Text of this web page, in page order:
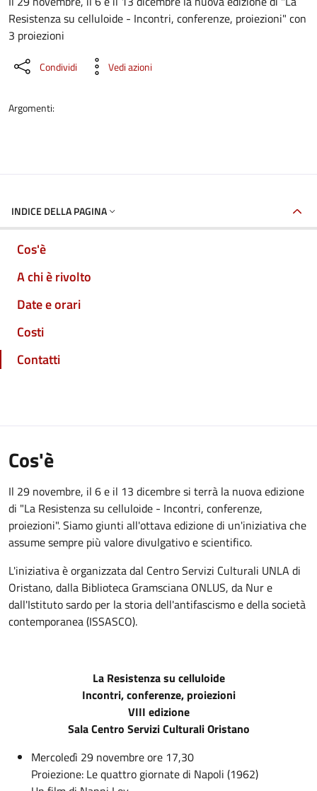
Resistenza su celluloide - Incontri, conferenze, proiezioni" con
3 proiezioni
Condividi Vedi azioni
Argomenti:
INDICE DELLA PAGINA
Cos'è
A chi è rivolto
Date e orari
Costi
Contatti
Cos'è
Il 29 novembre, il 6 e il 13 dicembre si terrà la nuova edizione
di "La Resistenza su celluloide - Incontri, conferenze,
proiezioni". Siamo giunti all'ottava edizione di un'iniziativa che
assume sempre più valore divulgativo e scientifico.
L'iniziativa è organizzata dal Centro Servizi Culturali UNLA di
Oristano, dalla Biblioteca Gramsciana ONLUS, da Nur e
dall'Istituto sardo per la storia dell'antifascismo e della società
contemporanea (ISSASCO).
La Resistenza su celluloide
Incontri, conferenze, proiezioni
VIII edizione
Sala Centro Servizi Culturali Oristano
Mercoledì 29 novembre ore 17,30
Proiezione: Le quattro giornate di Napoli (1962)